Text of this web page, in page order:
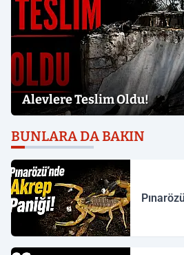
Alevlere Teslim Oldu!
BUNLARA DA BAKIN